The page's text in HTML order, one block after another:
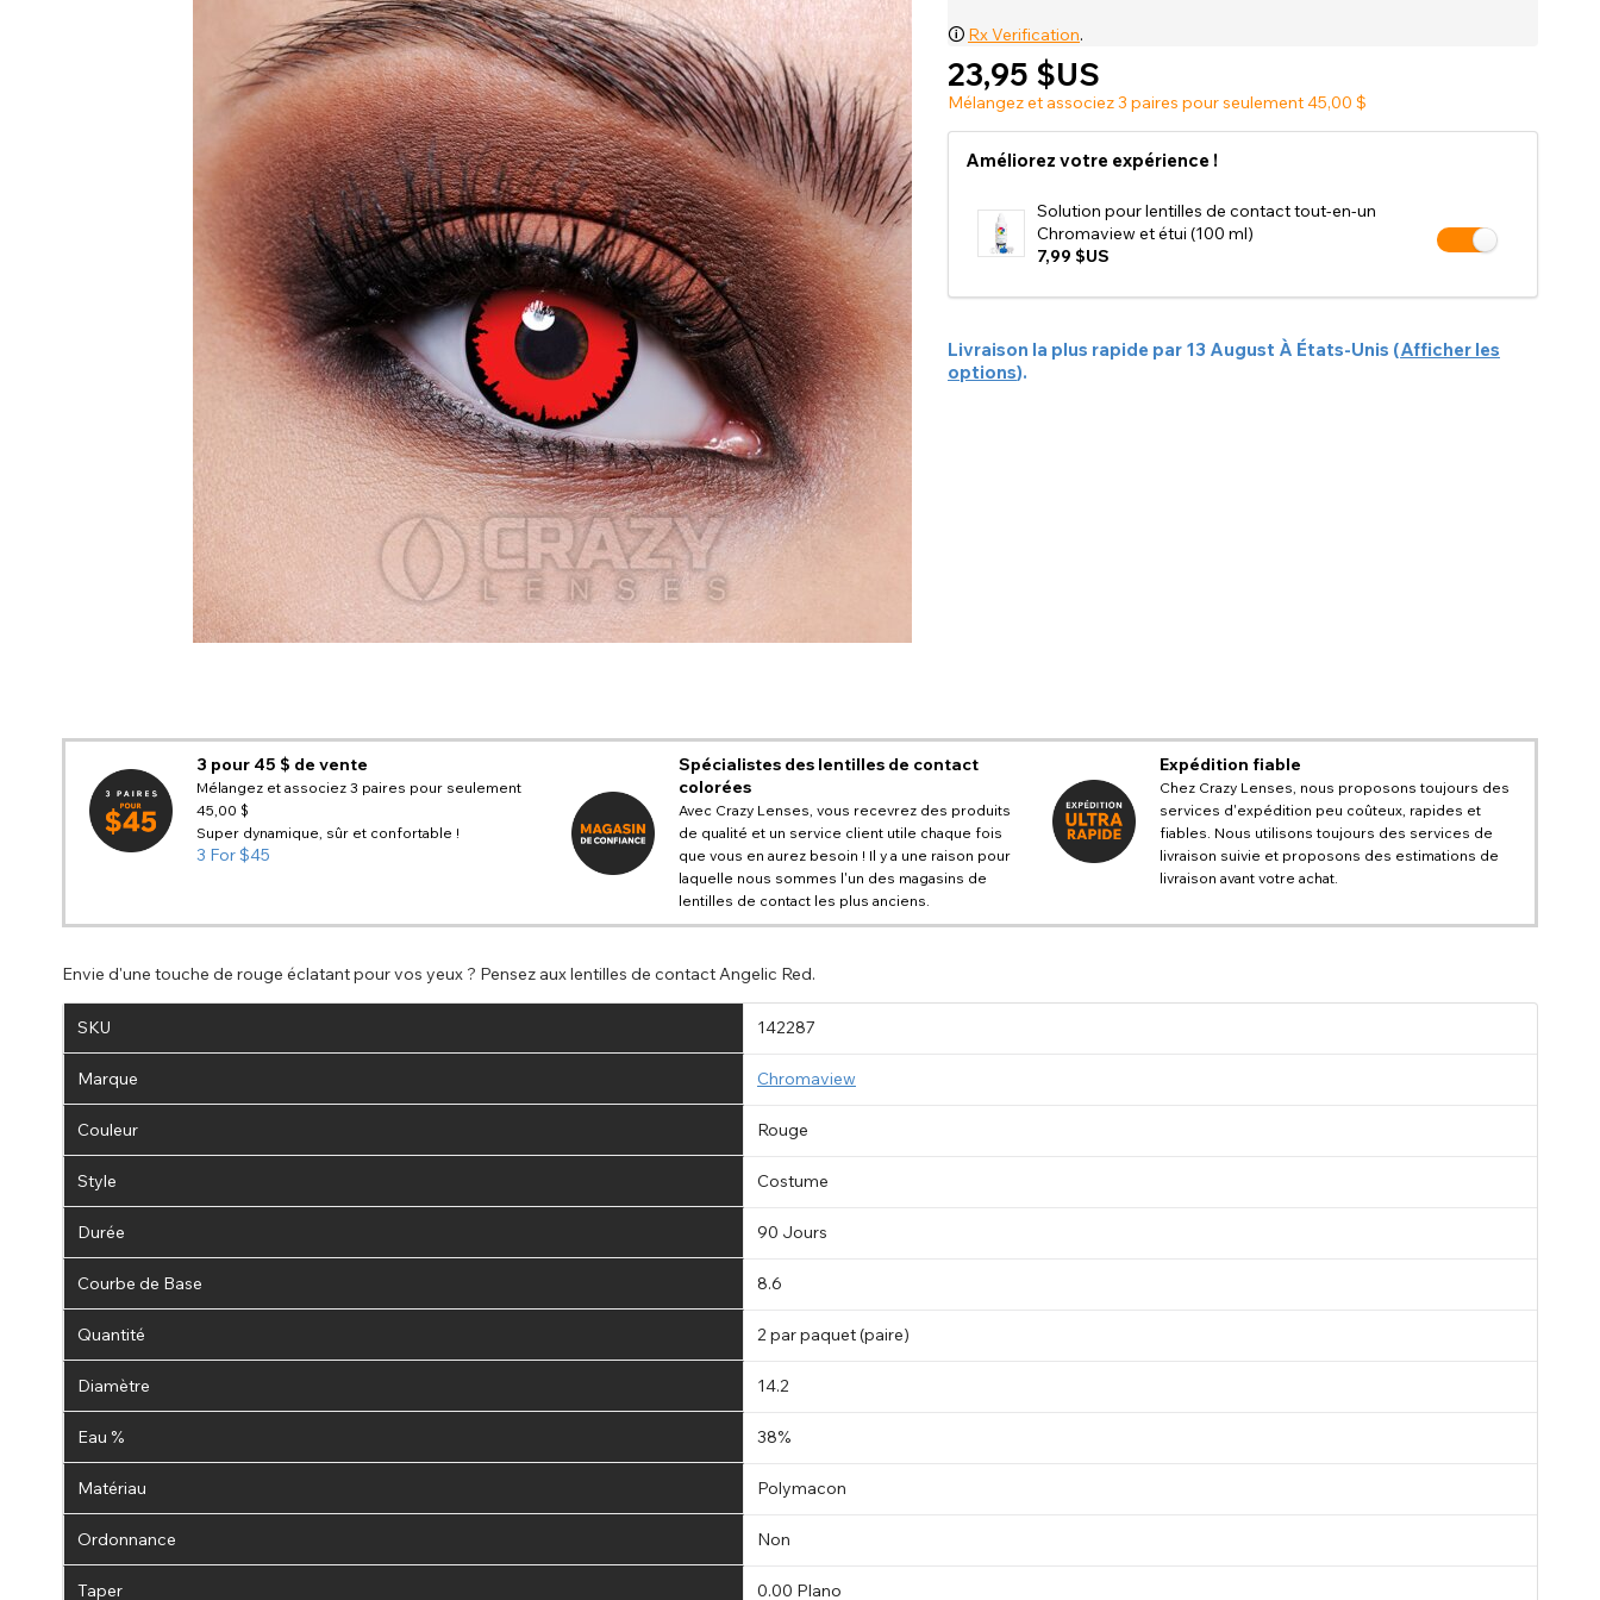
Zombi
Voir tout
🛈 Rx Verification.
23,95 $US
Mélangez et associez 3 paires pour seulement 45,00 $
Améliorez votre expérience !
Solution pour lentilles de contact tout-en-un
Chromaview et étui (100 ml)
7,99 $US
Livraison la plus rapide par 13 August À États-Unis (Afficher les
options).
3 pour 45 $ de vente
Mélangez et associez 3 paires pour seulement
45,00 $
Super dynamique, sûr et confortable !
3 For $45
Spécialistes des lentilles de contact
colorées
Avec Crazy Lenses, vous recevrez des produits
de qualité et un service client utile chaque fois
que vous en aurez besoin ! Il y a une raison pour
laquelle nous sommes l'un des magasins de
lentilles de contact les plus anciens.
Expédition fiable
Chez Crazy Lenses, nous proposons toujours des
services d'expédition peu coûteux, rapides et
fiables. Nous utilisons toujours des services de
livraison suivie et proposons des estimations de
livraison avant votre achat.
Envie d'une touche de rouge éclatant pour vos yeux ? Pensez aux lentilles de contact Angelic Red.
SKU 142287
Marque Chromaview
Couleur Rouge
Style Costume
Durée 90 Jours
Courbe de Base 8.6
Quantité 2 par paquet (paire)
Diamètre 14.2
Eau % 38%
Matériau Polymacon
Ordonnance Non
Taper 0.00 Plano